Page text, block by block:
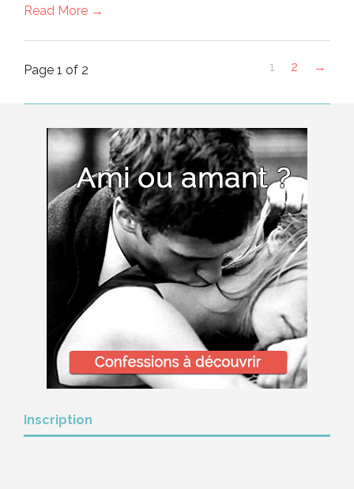
Read More →
Page 1 of 2 1 2 →
Inscription